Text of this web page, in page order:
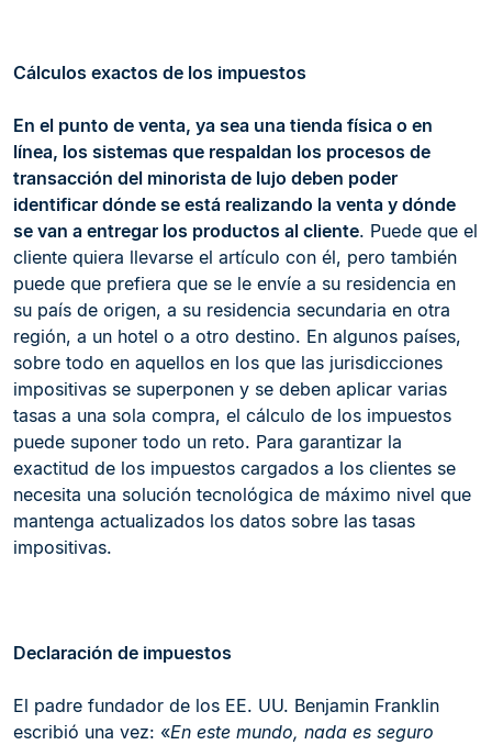
Cálculos exactos de los impuestos
En el punto de venta, ya sea una tienda física o en
línea, los sistemas que respaldan los procesos de
transacción del minorista de lujo deben poder
identificar dónde se está realizando la venta y dónde
se van a entregar los productos al cliente. Puede que el
cliente quiera llevarse el artículo con él, pero también
puede que prefiera que se le envíe a su residencia en
su país de origen, a su residencia secundaria en otra
región, a un hotel o a otro destino. En algunos países,
sobre todo en aquellos en los que las jurisdicciones
impositivas se superponen y se deben aplicar varias
tasas a una sola compra, el cálculo de los impuestos
puede suponer todo un reto. Para garantizar la
exactitud de los impuestos cargados a los clientes se
necesita una solución tecnológica de máximo nivel que
mantenga actualizados los datos sobre las tasas
impositivas.
Declaración de impuestos
El padre fundador de los EE. UU. Benjamin Franklin
escribió una vez: «En este mundo, nada es seguro